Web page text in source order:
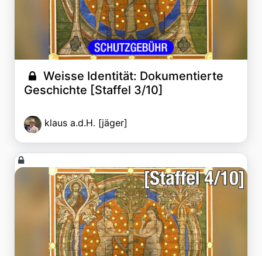
Weisse Identität: Dokumentierte
Geschichte [Staffel 3/10]
klaus a.d.H. [jäger]